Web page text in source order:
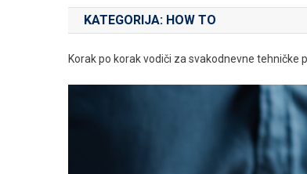
KATEGORIJA: HOW TO
Korak po korak vodiči za svakodnevne